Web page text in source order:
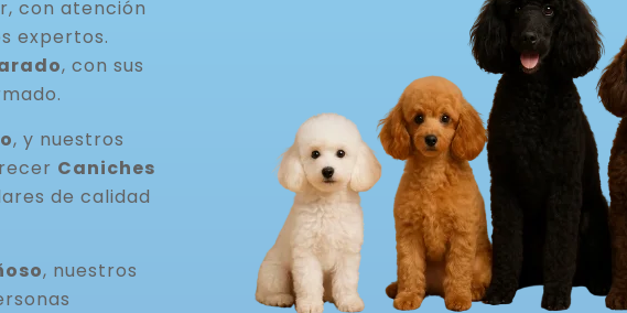
con atención
expertos.
, con sus
, y nuestros
Caniches
de calidad
, nuestros